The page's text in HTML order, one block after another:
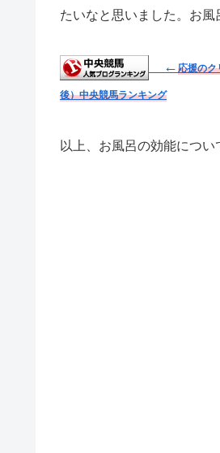
たいなと思いました。お風
← 応援のク
後）中央競馬ランキング
以上、お風呂の効能につい